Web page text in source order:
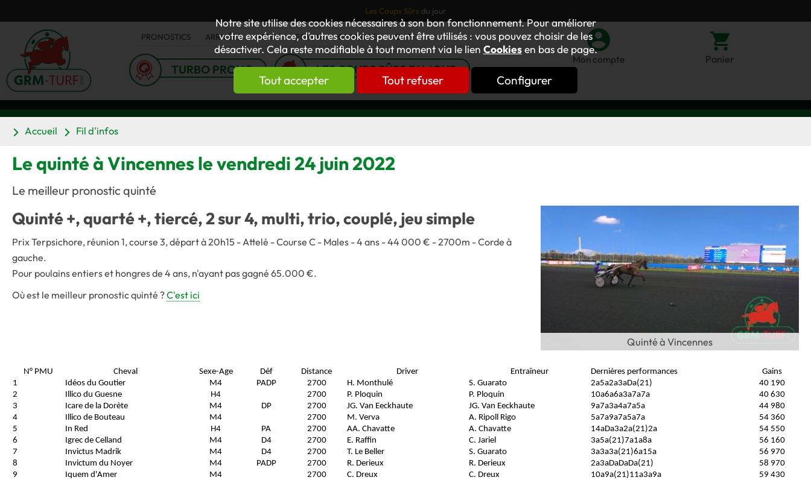
Notre site utilise des cookies nécessaires à son bon fonctionnement. Pour améliorer
votre expérience, d’autres cookies peuvent être utilisés : vous pouvez choisir de les
désactiver. Cela reste modifiable à tout moment via le lien Cookiesen bas de page.
Tout accepter Tout refuser Configurer
Les Coups Sûrs du jour
PRONOSTICS ARRIVÉES ACTUS FORUM OUVRAGES GNT
TURBO PRONO LES COUPS SÛRS DU JOUR
Mon compte Panier
Accueil Fil d'infos
Le quinté à Vincennes le vendredi 24 juin 2022
Le meilleur pronostic quinté
Quinté à Vincennes
Quinté +, quarté +, tiercé, 2 sur 4, multi, trio, couplé, jeu simple
Prix Terpsichore, réunion 1, course 3, départ à 20h15 - Attelé - Course C - Males - 4 ans - 44 000 € - 2700m - Corde à
gauche.
Pour poulains entiers et hongres de 4 ans, n'ayant pas gagné 65.000 €.
Où est le meilleur pronostic quinté ?C'est ici
N° PMU Cheval Sexe-Age Déf Distance Driver Entraîneur Dernières performances
Gains
1
Idéos du Goutier M4 PADP 2700 H. Monthulé S. Guarato 2a5a2a3aDa(21)
40 190
2
Illico du Guesne H4 2700 P. Ploquin P. Ploquin 10a6a6a3a7a7a
40 630
3
Icare de la Dorète M4 DP 2700 JG. Van Eeckhaute JG. Van Eeckhaute 9a7a3a4a7a5a
44 980
4
Illico de Bouteau M4 2700 M. Verva A. Ripoll Rigo 5a7a9a7a5a7a
54 360
5
In Red H4 PA 2700 AA. Chavatte A. Chavatte 14aDa3a2a(21)2a
54 550
6
Igrec de Celland M4 D4 2700 E. Raffin C. Jariel 3a5a(21)7a1a8a
56 160
7
Invictus Madrik M4 D4 2700 T. Le Beller S. Guarato 3a3a3a(21)6a15a
56 970
8
Invictum du Noyer M4 PADP 2700 R. Derieux R. Derieux 2a3aDaDaDa(21)
58 970
9
Iquem d'Amer M4 2700 C. Dreux C. Dreux 10a9a(21)11a3a9a
59 430